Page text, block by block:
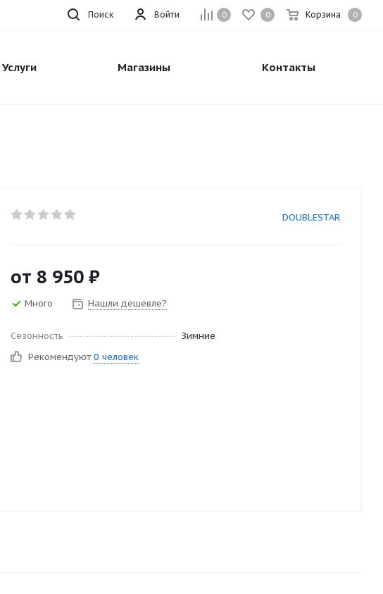
0 0 Корзина 0
Войти
Поиск
Услуги Магазины Контакты
DOUBLESTAR
от 8 950 ₽
Много Нашли дешевле?
Сезонность
Зимние
Рекомендуют 0 человек